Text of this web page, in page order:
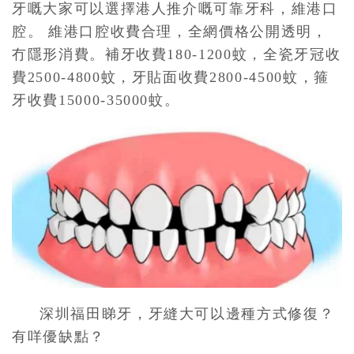
牙嘅大家可以選擇港人推介嘅可靠牙科，維港口
腔。 維港口腔收費合理，全網價格公開透明，
冇隱形消費。補牙收費180-1200蚊，全瓷牙冠收
費2500-4800蚊，牙貼面收費2800-4500蚊，箍
牙收費15000-35000蚊。
深圳福田睇牙，牙縫大可以邊種方式修復？
有咩優缺點？